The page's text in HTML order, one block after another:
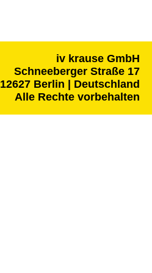
iv krause GmbH
Schneeberger Straße 17
12627 Berlin | Deutschland
Alle Rechte vorbehalten